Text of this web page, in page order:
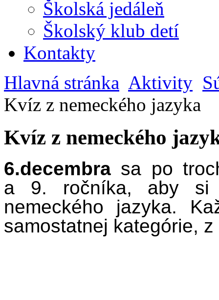
Školská jedáleň
Školský klub detí
Kontakty
Hlavná stránka Aktivity
Kvíz z nemeckého jazyka
Kvíz z nemeckého
6.decembra sa po
a 9. ročníka, aby si
nemeckého jazyka.
samostatnej kategórie,